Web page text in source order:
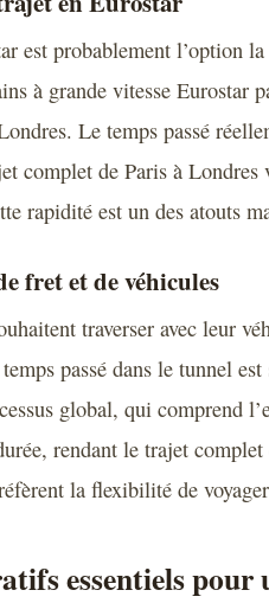
est probablement l’option
à grande vitesse Eurostar
Le temps passé
complet de Paris à
rapidité est un des atouts
fret et de véhicules
traverser avec leur
passé dans le tunnel
global, qui comprend
rendant le trajet
la flexibilité de
essentiels pour